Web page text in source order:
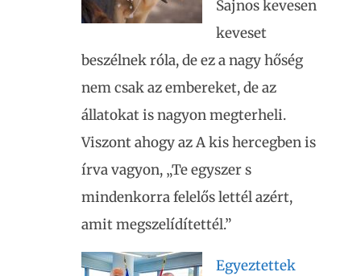
Sajnos kevesen
keveset
beszélnek róla, de ez a nagy hőség
nem csak az embereket, de az
állatokat is nagyon megterheli.
Viszont ahogy az A kis hercegben is
írva vagyon, „Te egyszer s
mindenkorra felelős lettél azért,
amit megszelídítettél.”
Egyeztettek